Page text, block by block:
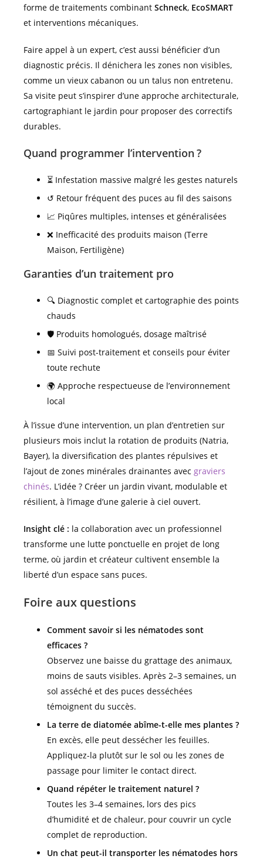
forme de traitements combinant Schneck, EcoSMART
et interventions mécaniques.
Faire appel à un expert, c’est aussi bénéficier d’un
diagnostic précis. Il dénichera les zones non visibles,
comme un vieux cabanon ou un talus non entretenu.
Sa visite peut s’inspirer d’une approche architecturale,
cartographiant le jardin pour proposer des correctifs
durables.
Quand programmer l’intervention ?
⏳ Infestation massive malgré les gestes naturels
↺ Retour fréquent des puces au fil des saisons
📈 Piqûres multiples, intenses et généralisées
❌ Inefficacité des produits maison (Terre
Maison, Fertiligène)
Garanties d’un traitement pro
🔍 Diagnostic complet et cartographie des points
chauds
🛡️ Produits homologués, dosage maîtrisé
📅 Suivi post-traitement et conseils pour éviter
toute rechute
🌍 Approche respectueuse de l’environnement
local
À l’issue d’une intervention, un plan d’entretien sur
plusieurs mois inclut la rotation de produits (Natria,
Bayer), la diversification des plantes répulsives et
l’ajout de zones minérales drainantes avec graviers
chinés. L’idée ? Créer un jardin vivant, modulable et
résilient, à l’image d’une galerie à ciel ouvert.
Insight clé : la collaboration avec un professionnel
transforme une lutte ponctuelle en projet de long
terme, où jardin et créateur cultivent ensemble la
liberté d’un espace sans puces.
Foire aux questions
Comment savoir si les nématodes sont
efficaces ?
Observez une baisse du grattage des animaux,
moins de sauts visibles. Après 2–3 semaines, un
sol asséché et des puces desséchées
témoignent du succès.
La terre de diatomée abîme-t-elle mes plantes ?
En excès, elle peut dessécher les feuilles.
Appliquez-la plutôt sur le sol ou les zones de
passage pour limiter le contact direct.
Quand répéter le traitement naturel ?
Toutes les 3–4 semaines, lors des pics
d’humidité et de chaleur, pour couvrir un cycle
complet de reproduction.
Un chat peut-il transporter les nématodes hors